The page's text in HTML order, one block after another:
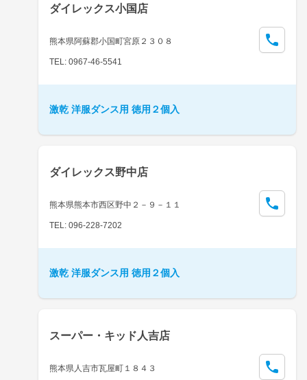
ダイレックス小国店
熊本県阿蘇郡小国町宮原２３０８
TEL: 0967-46-5541
激乾 洋服ダンス用 徳用２個入
ダイレックス野中店
熊本県熊本市西区野中２－９－１１
TEL: 096-228-7202
激乾 洋服ダンス用 徳用２個入
スーパー・キッド人吉店
熊本県人吉市瓦屋町１８４３